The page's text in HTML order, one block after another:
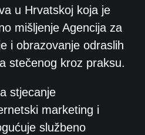
u Hrvatskoj koja je
mišljenje Agencija za
i obrazovanje odraslih
stečenog kroz praksu.
stjecanje
marketing i
službeno